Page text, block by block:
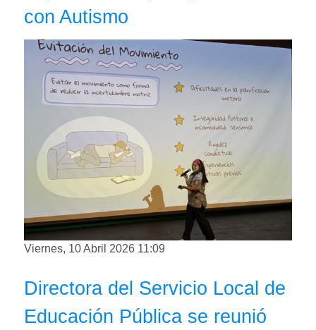
con Autismo
Viernes, 10 Abril 2026 11:09
Directora del Servicio Local de
Educación Pública se reunió